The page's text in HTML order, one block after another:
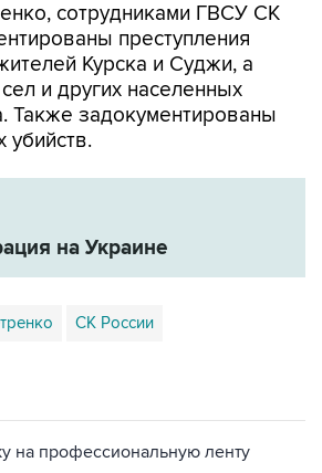
сотрудниками ГВСУ СК
преступления
Курска и Суджи, а
и других населенных
Также задокументированы
убийств.
на Украине
СК России
на профессиональную ленту